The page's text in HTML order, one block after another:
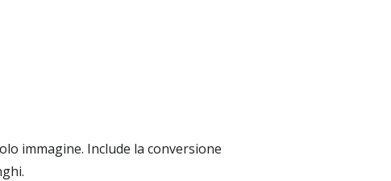
immagine. Include la conversione